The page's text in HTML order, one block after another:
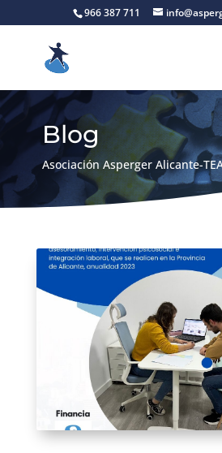
966 387 711
Blog
Asociación Asperger Alicante-